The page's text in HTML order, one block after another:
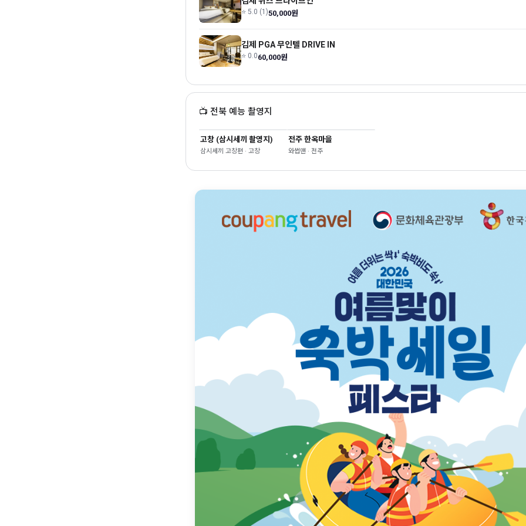
⭐ 5.0 (1)50,000원
김제 PGA 무인텔 DRIVE IN
⭐ 0.060,000원
📺 전북 예능 촬영지
고창 (삼시세끼 촬영지)
삼시세끼 고창편 · 고창
전주 한옥마을
와썹맨 · 전주